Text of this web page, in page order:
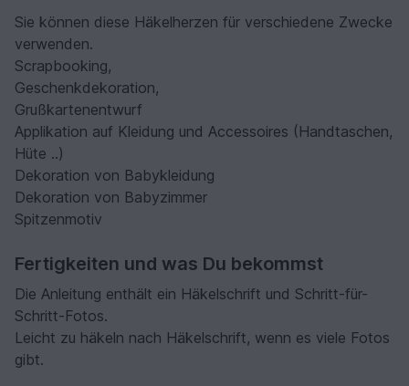
Sie können diese Häkelherzen für verschiedene Zwecke
verwenden.
Scrapbooking,
Geschenkdekoration,
Grußkartenentwurf
Applikation auf Kleidung und Accessoires (Handtaschen,
Hüte ..)
Dekoration von Babykleidung
Dekoration von Babyzimmer
Spitzenmotiv
Fertigkeiten und was Du bekommst
Die Anleitung enthält ein Häkelschrift und Schritt-für-
Schritt-Fotos.
Leicht zu häkeln nach Häkelschrift, wenn es viele Fotos
gibt.